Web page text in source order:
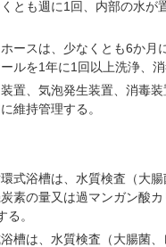
とも週に1回、内部の水が
ースは、少なくとも6か月
ルを1年に1回以上洗浄、消
置、気泡発生装置、消毒装
維持管理する。
式浴槽は、水質検査（大腸
素の量又は過マンガン酸
。
槽は、水質検査（大腸菌、